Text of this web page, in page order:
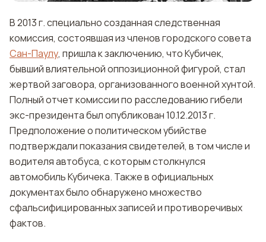
В 2013 г. специально созданная следственная
комиссия, состоявшая из членов городского совета
Сан-Паулу, пришла к заключению, что Кубичек,
бывший влиятельной оппозиционной фигурой, стал
жертвой заговора, организованного военной хунтой.
Полный отчет комиссии по расследованию гибели
экс-президента был опубликован 10.12.2013 г.
Предположение о политическом убийстве
подтверждали показания свидетелей, в том числе и
водителя автобуса, с которым столкнулся
автомобиль Кубичека. Также в официальных
документах было обнаружено множество
сфальсифицированных записей и противоречивых
фактов.